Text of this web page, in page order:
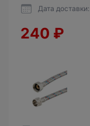
Дата доставки:
240 ₽